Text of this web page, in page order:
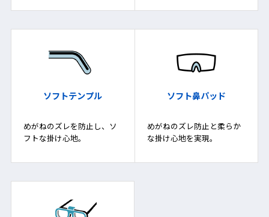
ソフトテンプル
めがねのズレを防止し、ソ
フトな掛け心地。
ソフト鼻パッド
めがねのズレ防止と柔らか
な掛け心地を実現。